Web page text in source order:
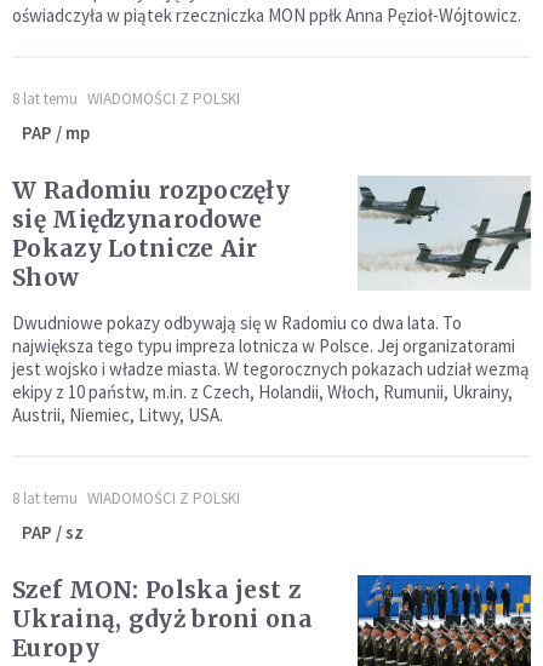
oświadczyła w piątek rzeczniczka MON ppłk Anna Pęzioł-Wójtowicz.
8 lat temu WIADOMOŚCI Z POLSKI
PAP / mp
W Radomiu rozpoczęły
się Międzynarodowe
Pokazy Lotnicze Air
Show
Dwudniowe pokazy odbywają się w Radomiu co dwa lata. To
największa tego typu impreza lotnicza w Polsce. Jej organizatorami
jest wojsko i władze miasta. W tegorocznych pokazach udział wezmą
ekipy z 10 państw, m.in. z Czech, Holandii, Włoch, Rumunii, Ukrainy,
Austrii, Niemiec, Litwy, USA.
8 lat temu WIADOMOŚCI Z POLSKI
PAP / sz
Szef MON: Polska jest z
Ukrainą, gdyż broni ona
Europy